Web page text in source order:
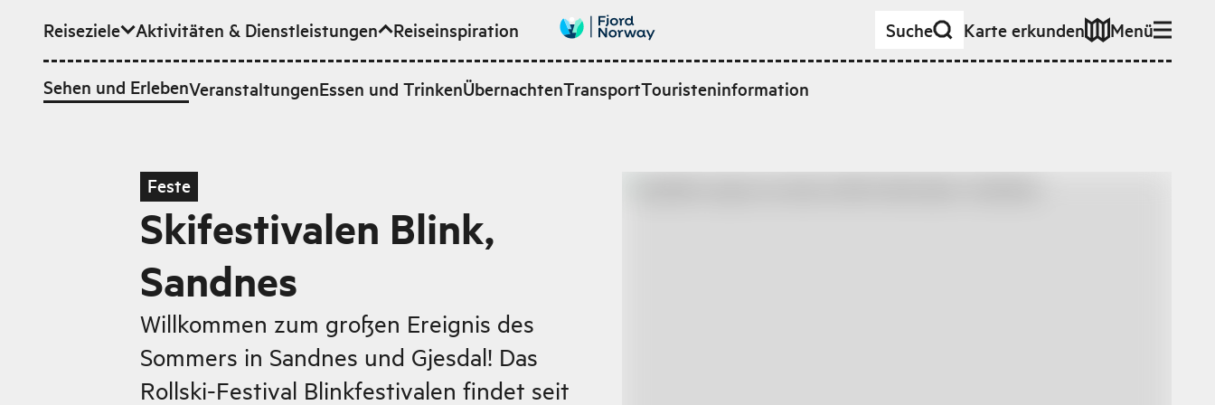
Zum Hauptinhalt
Reiseziele Aktivitäten & Dienstleistungen
Sehen und ErlebenVeranstaltungenEssen und TrinkenÜbernachtenTransportTouristeninformation
Reiseinspiration Suche Karte erkunden Menü
Feste
Skifestivalen Blink,
Sandnes
Willkommen zum großen Ereignis des
Sommers in Sandnes und Gjesdal! Das
Rollski-Festival Blinkfestivalen findet seit